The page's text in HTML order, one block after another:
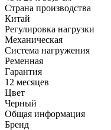
Страна производства
Китай
Регулировка нагрузки
Механическая
Система нагружения
Ременная
Гарантия
12 месяцев
Цвет
Черный
Общая информация
Бренд